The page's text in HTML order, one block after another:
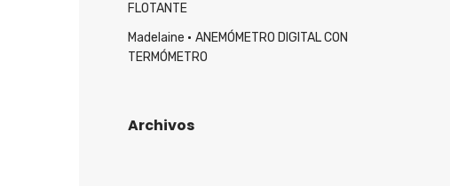
FLOTANTE
Madelaine
ANEMÓMETRO DIGITAL CON
TERMÓMETRO
Archivos